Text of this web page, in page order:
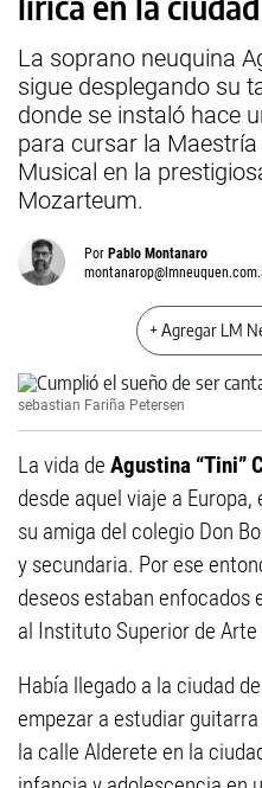
La soprano neuquina
sigue desplegando su
donde se instaló hace
para cursar la
Musical en la
Mozarteum.
Por Pablo Montanaro
+ Agregar LM
sebastian Fariña Petersen
La vida de Agustina “Tini”
desde aquel viaje a
su amiga del colegio Don
y secundaria. Por ese
deseos estaban enfocados
al Instituto Superior de Arte
Había llegado a la ciudad
empezar a estudiar
la calle Alderete en la